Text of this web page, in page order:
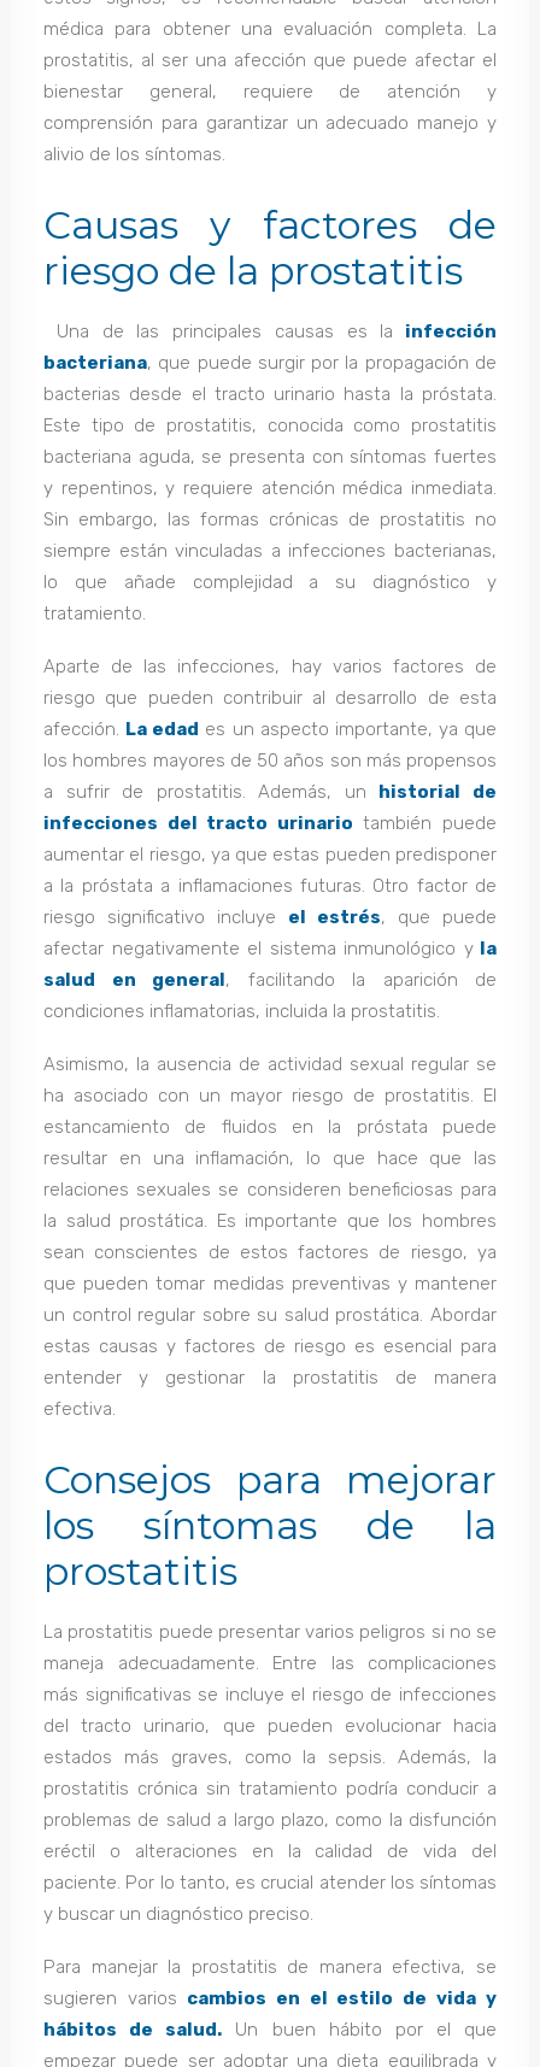
médica para obtener una evaluación completa. La
prostatitis, al ser una afección que puede afectar el
bienestar general, requiere de atención y
comprensión para garantizar un adecuado manejo y
alivio de los síntomas.
Causas y factores de
riesgo de la prostatitis
Una de las principales causas es la infección
bacteriana, que puede surgir por la propagación de
bacterias desde el tracto urinario hasta la próstata.
Este tipo de prostatitis, conocida como prostatitis
bacteriana aguda, se presenta con síntomas fuertes
y repentinos, y requiere atención médica inmediata.
Sin embargo, las formas crónicas de prostatitis no
siempre están vinculadas a infecciones bacterianas,
lo que añade complejidad a su diagnóstico y
tratamiento.
Aparte de las infecciones, hay varios factores de
riesgo que pueden contribuir al desarrollo de esta
afección. La edad es un aspecto importante, ya que
los hombres mayores de 50 años son más propensos
a sufrir de prostatitis. Además, un
historial de
infecciones del tracto urinario también puede
aumentar el riesgo, ya que estas pueden predisponer
a la próstata a inflamaciones futuras. Otro factor de
riesgo significativo incluye el estrés, que puede
afectar negativamente el sistema inmunológico yla
salud en general , facilitando la aparición de
condiciones inflamatorias, incluida la prostatitis.
Asimismo, la ausencia de actividad sexual regular se
ha asociado con un mayor riesgo de prostatitis. El
estancamiento de fluidos en la próstata puede
resultar en una inflamación, lo que hace que las
relaciones sexuales se consideren beneficiosas para
la salud prostática. Es importante que los hombres
sean conscientes de estos factores de riesgo, ya
que pueden tomar medidas preventivas y mantener
un control regular sobre su salud prostática. Abordar
estas causas y factores de riesgo es esencial para
entender y gestionar la prostatitis de manera
efectiva.
Consejos para mejorar
los síntomas de la
prostatitis
La prostatitis puede presentar varios peligros si no se
maneja adecuadamente. Entre las complicaciones
más significativas se incluye el riesgo de infecciones
del tracto urinario, que pueden evolucionar hacia
estados más graves, como la sepsis. Además, la
prostatitis crónica sin tratamiento podría conducir a
problemas de salud a largo plazo, como la disfunción
eréctil o alteraciones en la calidad de vida del
paciente. Por lo tanto, es crucial atender los síntomas
y buscar un diagnóstico preciso.
Para manejar la prostatitis de manera efectiva, se
sugieren varios cambios en el estilo de vida y
hábitos de salud. Un buen hábito por el que
empezar puede ser adoptar una dieta equilibrada y